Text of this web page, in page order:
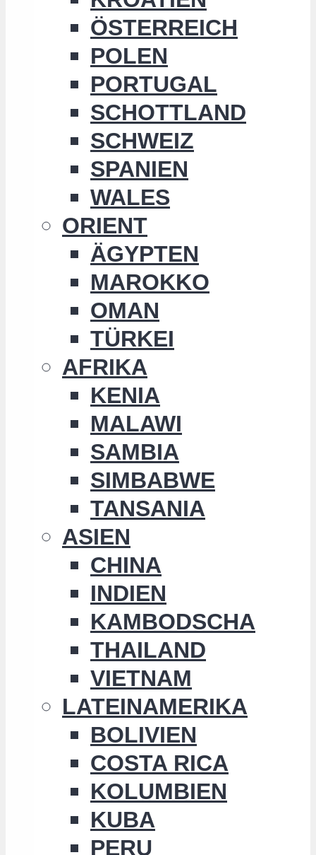
ÖSTERREICH
POLEN
PORTUGAL
SCHOTTLAND
SCHWEIZ
SPANIEN
WALES
ORIENT
ÄGYPTEN
MAROKKO
OMAN
TÜRKEI
AFRIKA
KENIA
MALAWI
SAMBIA
SIMBABWE
TANSANIA
ASIEN
CHINA
INDIEN
KAMBODSCHA
THAILAND
VIETNAM
LATEINAMERIKA
BOLIVIEN
COSTA RICA
KOLUMBIEN
KUBA
PERU